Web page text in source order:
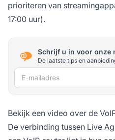
prioriteren van
17:00 uur).
Schrijf u in voor onze
De laatste tips en
E-mailadres
Bekijk een video over de
De verbinding tussen Live